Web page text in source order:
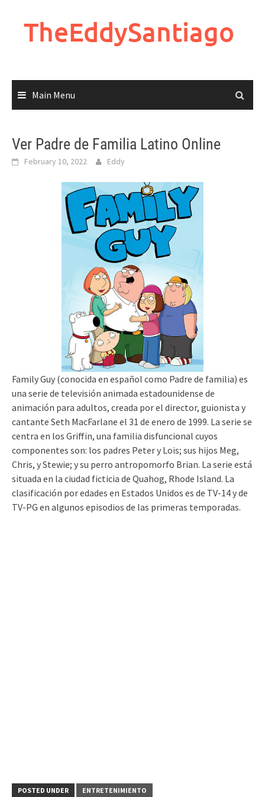
TheEddySantiago
Main Menu
Ver Padre de Familia Latino Online
February 10, 2022 Eddy
Family Guy (conocida en español como Padre de familia) es
una serie de televisión animada estadounidense de
animación para adultos, creada por el director, guionista y
cantante Seth MacFarlane el 31 de enero de 1999. La serie se
centra en los Griffin, una familia disfuncional cuyos
componentes son: los padres Peter y Lois; sus hijos Meg,
Chris, y Stewie; y su perro antropomorfo Brian. La serie está
situada en la ciudad ficticia de Quahog, Rhode Island. La
clasificación por edades en Estados Unidos es de TV-14 y de
TV-PG en algunos episodios de las primeras temporadas.
POSTED UNDER ENTRETENIMIENTO